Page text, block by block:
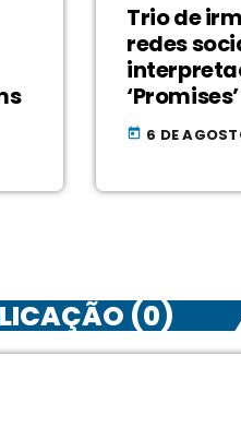
Trio de
redes
‘Promises’
today 6 DE
(0)